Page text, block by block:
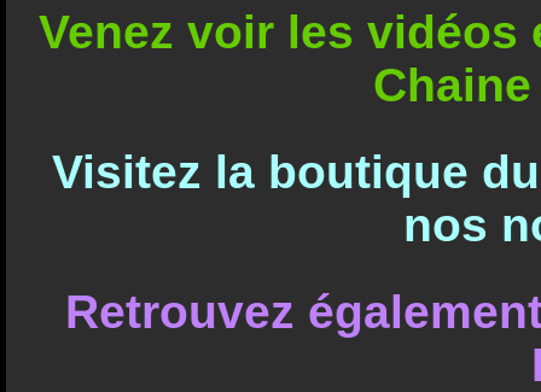
Venez voir les
Visitez la boutique
nos
Retrouvez